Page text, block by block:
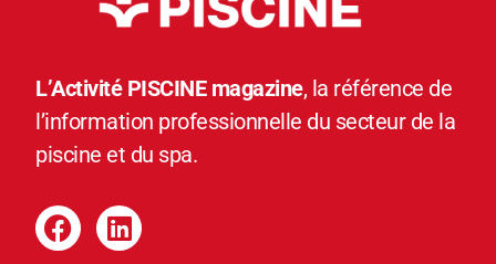
L’Activité PISCINE magazine, la référence de
l’information professionnelle du secteur de la
piscine et du spa.